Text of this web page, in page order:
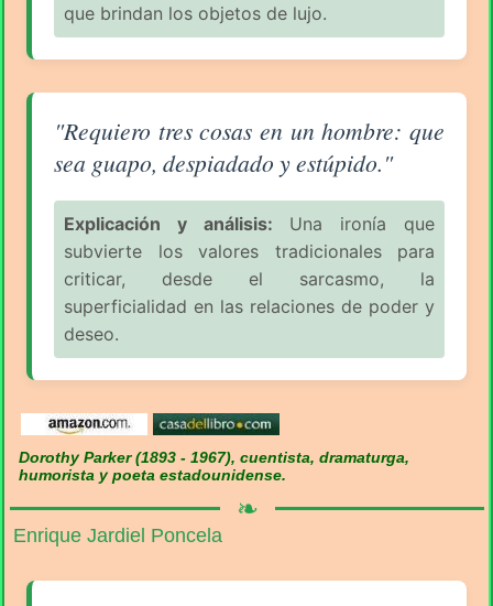
que brindan los objetos de lujo.
Aforismo sobre el Hombre (pág. 2/7) - Dorothy
"Requiero tres cosas en un hombre: que
sea guapo, despiadado y estúpido."
Explicación y análisis: Una ironía que
subvierte los valores tradicionales para
criticar, desde el sarcasmo, la
superficialidad en las relaciones de poder y
deseo.
Dorothy Parker (1893 - 1967), cuentista, dramaturga,
humorista y poeta estadounidense.
❧
Enrique Jardiel Poncela